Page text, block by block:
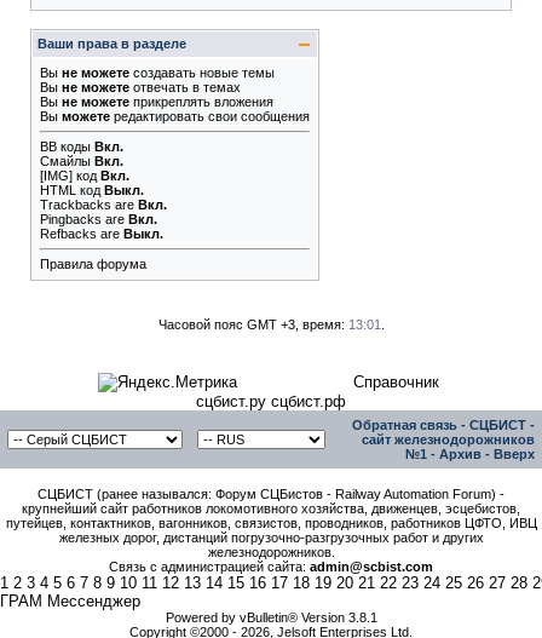
Ваши права в разделе
Вы не можете создавать новые темы
Вы не можете отвечать в темах
Вы не можете прикреплять вложения
Вы можете редактировать свои сообщения
BB коды Вкл.
Смайлы Вкл.
[IMG] код Вкл.
HTML код Выкл.
Trackbacks are Вкл.
Pingbacks are Вкл.
Refbacks are Выкл.
Правила форума
Часовой пояс GMT +3, время: 13:01
Справочник
сцбист.ру сцбист.рф
Обратная связь - СЦБИСТ -
сайт железнодорожников
№1 - Архив - Вверх
СЦБИСТ (ранее назывался: Форум СЦБистов - Railway Automation Forum) -
крупнейший сайт работников локомотивного хозяйства, движенцев, эсцебистов,
путейцев, контактников, вагонников, связистов, проводников, работников ЦФТО, ИВЦ
железных дорог, дистанций погрузочно-разгрузочных работ и других
железнодорожников.
Связь с администрацией сайта: admin@scbist.com
1 2 3 4 5 6 7 8 9 10 11 12 13 14 15 16 17 18 19 20 21 22 23 24 25 26 27 28
ГРАМ Мессенджер
Powered by vBulletin® Version 3.8.1
Copyright ©2000 - 2026, Jelsoft Enterprises Ltd.